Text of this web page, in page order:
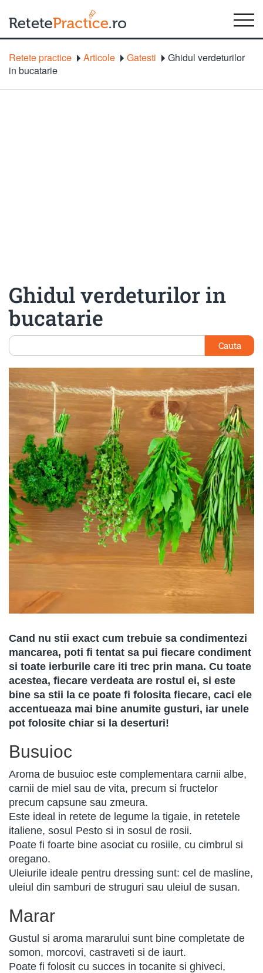
Retete practice Articole Gatesti
Ghidul verdeturilor
in bucatarie
Ghidul verdeturilor in
bucatarie
Cauta
Cand nu stii exact cum trebuie sa condimentezi
mancarea, poti fi tentat sa pui fiecare condiment
si toate ierburile care iti trec prin mana. Cu toate
acestea, fiecare verdeata are rostul ei, si este
bine sa stii la ce poate fi folosita fiecare, caci ele
accentueaza mai bine anumite gusturi, iar unele
pot folosite chiar si la deserturi!
Busuioc
Aroma de busuioc este complementara carnii albe,
carnii de miel sau de vita, precum si fructelor
precum capsune sau zmeura.
Este ideal in retete de legume la tigaie, in retetele
italiene, sosul Pesto si in sosul de rosii.
Poate fi foarte bine asociat cu rosiile, cu cimbrul si
oregano.
Uleiurile ideale pentru dressing sunt: cel de masline,
uleiul din samburi de struguri sau uleiul de susan.
Marar
Gustul si aroma mararului sunt bine completate de
somon, morcovi, castraveti si de iaurt.
Poate fi folosit cu succes in tocanite si ghiveci,